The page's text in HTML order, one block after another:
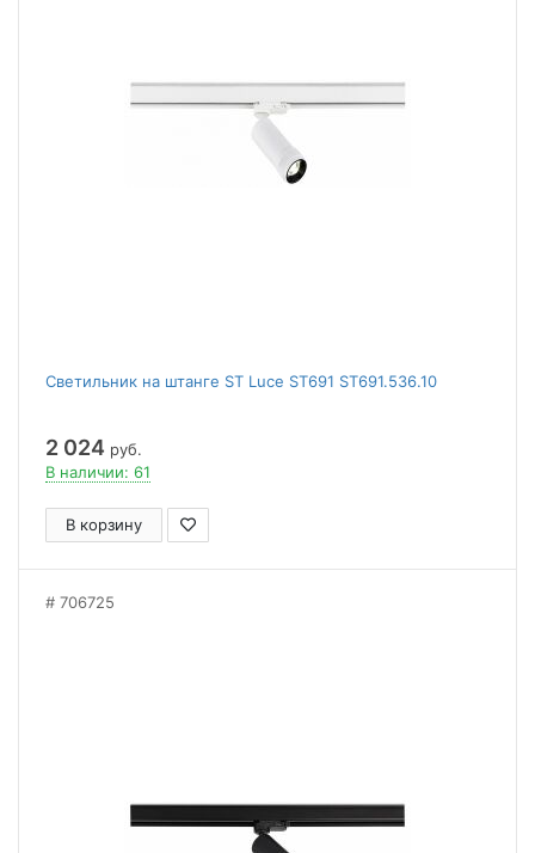
Светильник на штанге ST Luce ST691 ST691.536.10
2 024 руб.
В наличии: 61
В корзину
706725